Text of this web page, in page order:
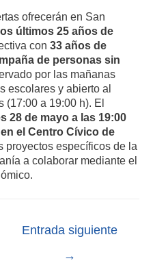
ofrecerán en San
últimos 25 años de
con 33 años de
de personas sin
por las mañanas
escolares y abierto al
(17:00 a 19:00 h). El
28 de mayo a las 19:00
el Centro Cívico de
proyectos específicos de la
a colaborar mediante el
Entrada siguiente
→